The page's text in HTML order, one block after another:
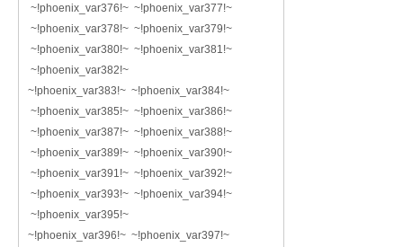
~!phoenix_var376!~ ~!phoenix_var377!~
~!phoenix_var378!~ ~!phoenix_var379!~
~!phoenix_var380!~ ~!phoenix_var381!~
~!phoenix_var382!~
~!phoenix_var383!~ ~!phoenix_var384!~
~!phoenix_var385!~ ~!phoenix_var386!~
~!phoenix_var387!~ ~!phoenix_var388!~
~!phoenix_var389!~ ~!phoenix_var390!~
~!phoenix_var391!~ ~!phoenix_var392!~
~!phoenix_var393!~ ~!phoenix_var394!~
~!phoenix_var395!~
~!phoenix_var396!~ ~!phoenix_var397!~